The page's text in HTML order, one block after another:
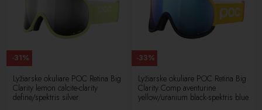
Lyžiarske okuliare POC Retina Big
Clarity lemon calcite-clarity
define/spektris silver
-31%
Lyžiarske okuliare POC Retina Big
Clarity Comp aventurine
yellow/uranium black-spektris blue
-33%